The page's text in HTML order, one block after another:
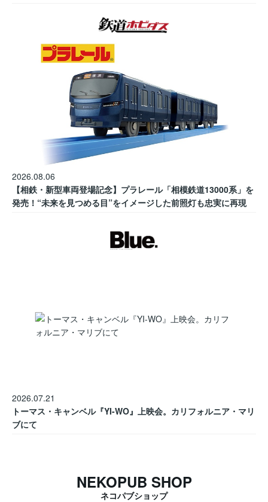
2026.08.06
【相鉄・新型車両登場記念】プラレール「相模鉄道13000系」を
発売！“未来を見つめる目”をイメージした前照灯も忠実に再現
2026.07.21
トーマス・キャンベル『YI-WO』上映会。カリフォルニア・マリ
ブにて
NEKOPUB SHOP
ネコパブショップ